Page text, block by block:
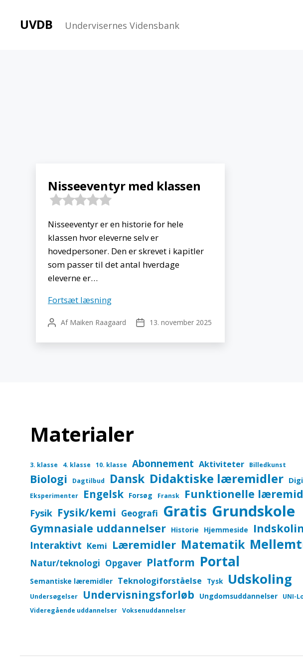
UVDB Undervisernes Vidensbank
Nisseeventyr med klassen
Nisseeventyr er en historie for hele
klassen hvor eleverne selv er
hovedpersoner. Den er skrevet i kapitler
som passer til det antal hverdage
eleverne er…
Fortsæt læsningNisseeventyr
klassen
Indlægsforfatter
Af Maiken Raagaard Indlægsdato
13. november 2025
Materialer
3. klasse 4. klasse 10. klasse Abonnement Aktiviteter Billedkunst
Biologi Dagtilbud Dansk Didaktiske læremidler
Eksperimenter Engelsk Forsøg Fransk Funktionelle
Fysik Fysik/kemi Geografi Gratis Grundskole
Gymnasiale uddannelser Historie Hjemmeside
Interaktivt Kemi Læremidler Matematik
Natur/teknologi Opgaver Platform Portal
Semantiske læremidler Teknologiforståelse Tysk Udskoling
Undersøgelser Undervisningsforløb Ungdomsuddannelser
UNI-
Videregående uddannelser Voksenuddannelser